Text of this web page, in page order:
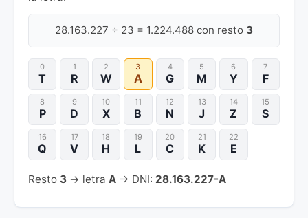
28.163.227 ÷ 23 = 1.224.488 con resto 3
0
T
1
R
2
W
3
A
4
G
5
M
6
Y
7
F
8
P
9
D
10
X
11
B
12
N
13
J
14
Z
15
S
16
Q
17
V
18
H
19
L
20
C
21
K
22
E
Resto 3 → letra A → DNI: 28.163.227-A